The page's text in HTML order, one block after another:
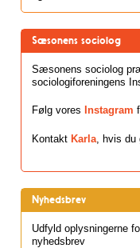
Sæsonens sociolog
Sæsonens sociolog
sociologiforeningens
Følg vores Instagram
Kontakt Karla , hvis
Nyhedsbrev
Udfyld oplysningerne
nyhedsbrev